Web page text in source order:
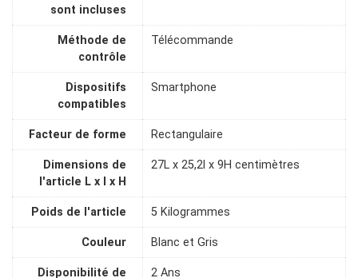
sont incluses
Méthode de
contrôle
Télécommande
Dispositifs
compatibles
Smartphone
Facteur de forme Rectangulaire
Dimensions de
l'article L x l x H
27L x 25,2l x 9H centimètres
Poids de l'article 5 Kilogrammes
Couleur Blanc et Gris
Disponibilité de
2 Ans